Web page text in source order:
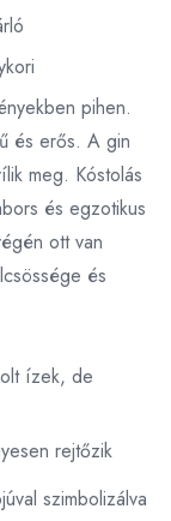
pihen.
és erős. A gin
meg. Kóstolás
és egzotikus
ott van
és
ízek, de
rejtőzik
szimbolizálva